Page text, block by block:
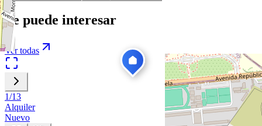
Te puede interesar
Ver todas
1/13
Alquiler
Nuevo